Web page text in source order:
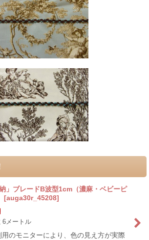
納」ブレードB波型1cm（濃麻・ベビーピ
[auga30r_45208]
6メートル
用のモニターにより、色の見え方が実際